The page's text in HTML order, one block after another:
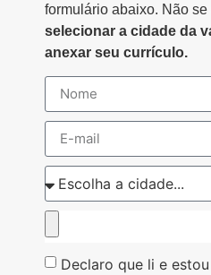
formulário abaixo. Não
selecionar a cidade da
anexar seu currículo.
Declaro que li e